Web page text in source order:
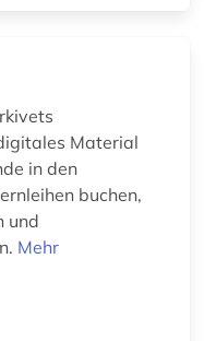
Material
in den
buchen,
und
Mehr